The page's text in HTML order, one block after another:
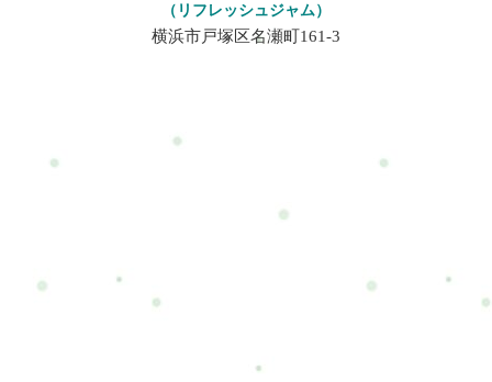
（リフレッシュジャム）
横浜市戸塚区名瀬町161-3